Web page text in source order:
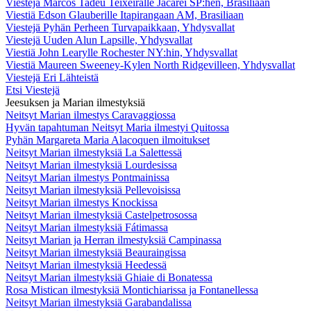
Viestiä Edson Glauberille Itapirangaan AM, Brasiliaan
Viestejä Pyhän Perheen Turvapaikkaan, Yhdysvallat
Viestejä Uuden Alun Lapsille, Yhdysvallat
Viestiä John Learylle Rochester NY:hin, Yhdysvallat
Viestiä Maureen Sweeney-Kylen North Ridgevilleen, Yhdysvallat
Viestejä Eri Lähteistä
Etsi Viestejä
Jeesuksen ja Marian ilmestyksiä
Neitsyt Marian ilmestys Caravaggiossa
Hyvän tapahtuman Neitsyt Maria ilmestyi Quitossa
Pyhän Margareta Maria Alacoquen ilmoitukset
Neitsyt Marian ilmestyksiä La Salettessä
Neitsyt Marian ilmestyksiä Lourdesissa
Neitsyt Marian ilmestys Pontmainissa
Neitsyt Marian ilmestyksiä Pellevoisissa
Neitsyt Marian ilmestys Knockissa
Neitsyt Marian ilmestyksiä Castelpetrosossa
Neitsyt Marian ilmestyksiä Fátimassa
Neitsyt Marian ja Herran ilmestyksiä Campinassa
Neitsyt Marian ilmestyksiä Beauraingissa
Neitsyt Marian ilmestyksiä Heedessä
Neitsyt Marian ilmestyksiä Ghiaie di Bonatessa
Rosa Mistican ilmestyksiä Montichiarissa ja Fontanellessa
Neitsyt Marian ilmestyksiä Garabandalissa